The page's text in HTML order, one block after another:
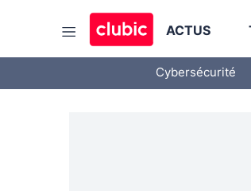
ACTUS
Cybersécurité